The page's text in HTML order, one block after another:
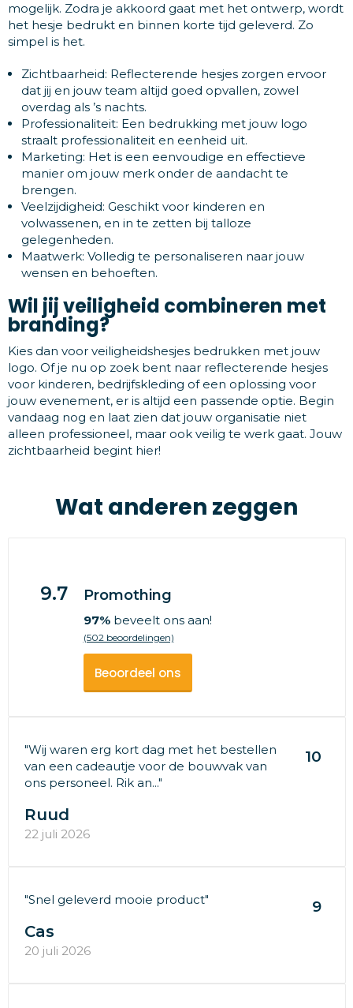
mogelijk. Zodra je akkoord gaat met het ontwerp, wordt
het hesje bedrukt en binnen korte tijd geleverd. Zo
simpel is het.
Zichtbaarheid: Reflecterende hesjes zorgen ervoor
dat jij en jouw team altijd goed opvallen, zowel
overdag als ’s nachts.
Professionaliteit: Een bedrukking met jouw logo
straalt professionaliteit en eenheid uit.
Marketing: Het is een eenvoudige en effectieve
manier om jouw merk onder de aandacht te
brengen.
Veelzijdigheid: Geschikt voor kinderen en
volwassenen, en in te zetten bij talloze
gelegenheden.
Maatwerk: Volledig te personaliseren naar jouw
wensen en behoeften.
Wil jij veiligheid combineren met
branding?
Kies dan voor veiligheidshesjes bedrukken met jouw
logo. Of je nu op zoek bent naar reflecterende hesjes
voor kinderen, bedrijfskleding of een oplossing voor
jouw evenement, er is altijd een passende optie. Begin
vandaag nog en laat zien dat jouw organisatie niet
alleen professioneel, maar ook veilig te werk gaat. Jouw
zichtbaarheid begint hier!
Wat anderen zeggen
9.7 Promothing
97%beveelt ons aan!
(502 beoordelingen)
Beoordeel ons
"Wij waren erg kort dag met het bestellen
van een cadeautje voor de bouwvak van
ons personeel. Rik an..."
10
Ruud
22 juli 2026
"Snel geleverd mooie product" 9
Cas
20 juli 2026